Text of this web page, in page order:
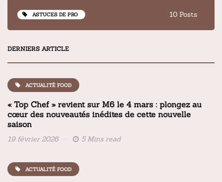
ASTUCES DE PRO 10 Posts
DERNIERS ARTICLE
ACTUALITÉ FOOD
« Top Chef » revient sur M6 le 4 mars : plongez au
cœur des nouveautés inédites de cette nouvelle
saison
19 février 2026 5 Mins read
ACTUALITÉ FOOD